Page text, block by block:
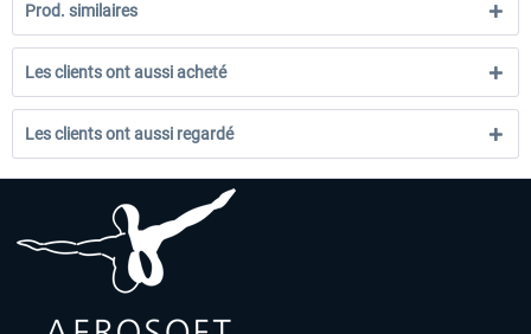
Prod. similaires
Les clients ont aussi acheté
Les clients ont aussi regardé